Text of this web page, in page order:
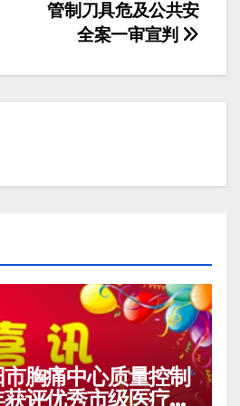
管制刀具危及公共安
全案一审宣判
胸痛中心质量控制
评优秀市级医疗质